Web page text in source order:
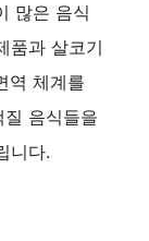
많은 음식
품과 살코기
역 체계를
음식들을
니다.